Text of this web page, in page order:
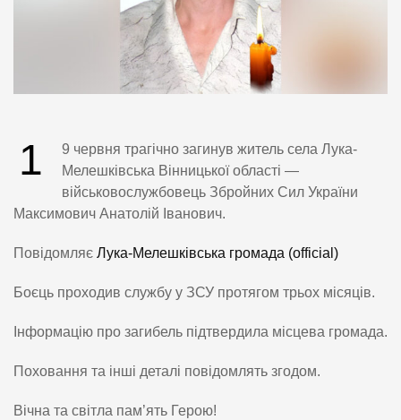
1
9 червня трагічно загинув житель села Лука-
Мелешківська Вінницької області —
військовослужбовець Збройних Сил України
Максимович Анатолій Іванович.
Повідомляє Лука-Мелешківська громада (official)
Боєць проходив службу у ЗСУ протягом трьох місяців.
Інформацію про загибель підтвердила місцева громада.
Поховання та інші деталі повідомлять згодом.
Вічна та світла пам’ять Герою!